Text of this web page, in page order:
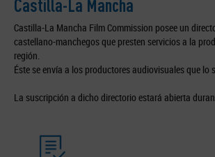
Castilla-La Mancha
Castilla-La Mancha Film Commission posee un
castellano-manchegos que presten servicios a la
región.
Éste se envía a los productores audiovisuales que lo
La suscripción a dicho directorio estará abierta